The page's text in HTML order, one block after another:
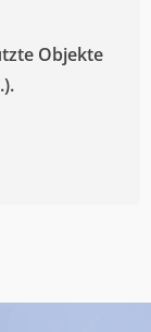
Objekte